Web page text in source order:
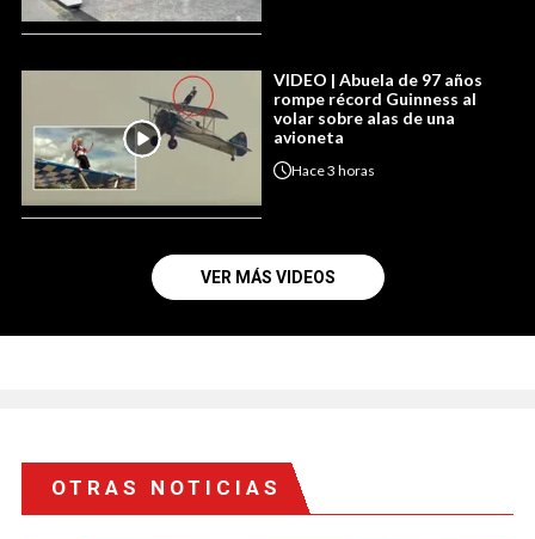
VIDEO | Abuela de 97 años
rompe récord Guinness al
volar sobre alas de una
avioneta
Hace3 horas
VER MÁS VIDEOS
OTRAS NOTICIAS